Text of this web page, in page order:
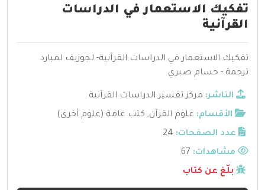
تفكيك الاستعمار في الدراسات
القرآنية
تفكيك الاستعمار في الدراسات القرآنية- لجوزيف لمبارد
ترجمة - حسام صبري
الناشر: مركز تفسير الدراسات القرآنية
الأقسام: علوم القرآن, كتب عامة (علوم أخرى)
عدد الصفحات: 24
مشاهدات:
بلّغ عن كتاب